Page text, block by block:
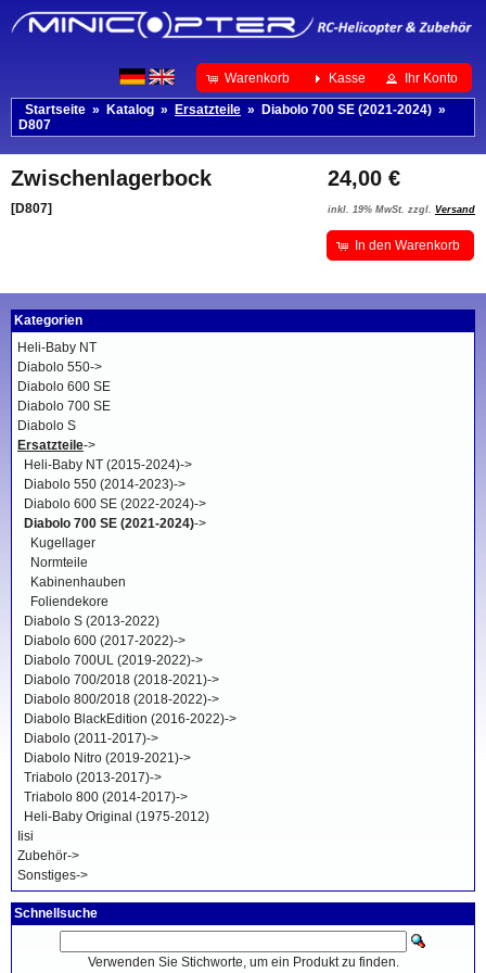
Warenkorb Kasse Ihr Konto
Startseite » Katalog » Ersatzteile » Diabolo 700 SE (2021-2024) »
D807
24,00 €
inkl. 19% MwSt. zzgl. Versand
Zwischenlagerbock
[D807]
In den Warenkorb
Kategorien
Heli-Baby NT
Diabolo 550->
Diabolo 600 SE
Diabolo 700 SE
Diabolo S
Ersatzteile->
Heli-Baby NT (2015-2024)->
Diabolo 550 (2014-2023)->
Diabolo 600 SE (2022-2024)->
Diabolo 700 SE (2021-2024)->
Kugellager
Normteile
Kabinenhauben
Foliendekore
Diabolo S (2013-2022)
Diabolo 600 (2017-2022)->
Diabolo 700UL (2019-2022)->
Diabolo 700/2018 (2018-2021)->
Diabolo 800/2018 (2018-2022)->
Diabolo BlackEdition (2016-2022)->
Diabolo (2011-2017)->
Diabolo Nitro (2019-2021)->
Triabolo (2013-2017)->
Triabolo 800 (2014-2017)->
Heli-Baby Original (1975-2012)
Iisi
Zubehör->
Sonstiges->
Schnellsuche
Verwenden Sie Stichworte, um ein Produkt zu finden.